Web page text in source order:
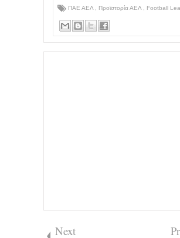
ΠΑΕ ΑΕΛ
Προϊστορία ΑΕΛ Football
Next